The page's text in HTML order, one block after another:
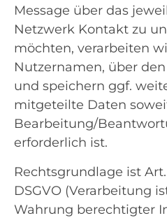
Message über das
Netzwerk Kontakt zu
möchten, verarbeiten
Nutzernamen, über
und speichern ggf.
mitgeteilte Daten
Bearbeitung/
erforderlich ist.
Rechtsgrundlage ist Art.
DSGVO (Verarbeitung
Wahrung berechtigter